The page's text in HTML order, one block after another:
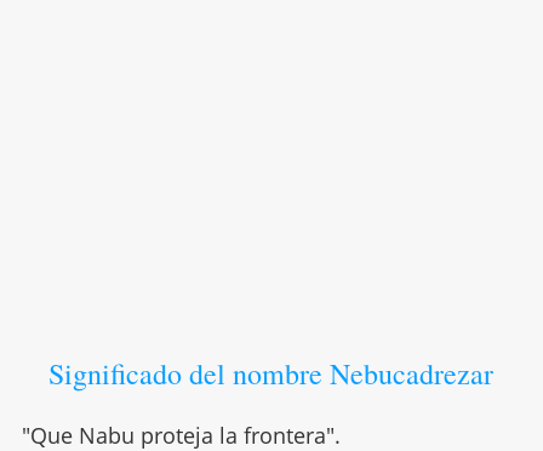
Significado del nombre Nebucadrezar
"Que Nabu proteja la frontera".